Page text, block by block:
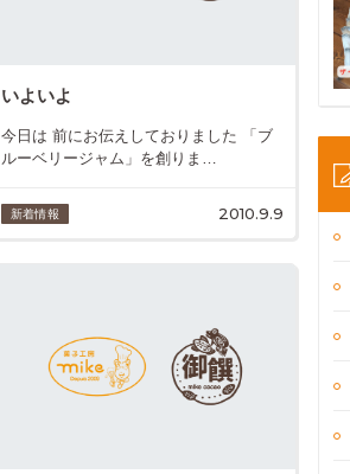
いよいよ
今日は 前にお伝えしておりました 「ブ
ルーベリージャム」を創りま…
新着情報 2010.9.9